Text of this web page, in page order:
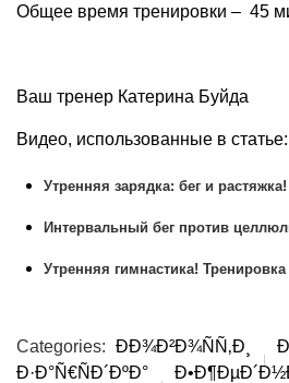
Общее время тренировки – 45
Ваш тренер Катерина Буйда
Видео, использованные в статье:
Утренняя зарядка: бег и
Интервальный бег против
Утренняя гимнастика!
Categories: ÐÐ¾Ð²Ð¾ÑÑ‚Ð¸
Ð·Ð°Ñ€ÑÐ´ÐºÐ°